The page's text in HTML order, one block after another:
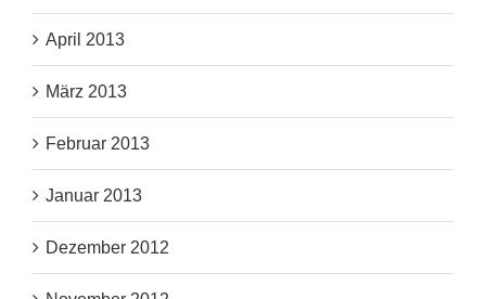
April 2013
März 2013
Februar 2013
Januar 2013
Dezember 2012